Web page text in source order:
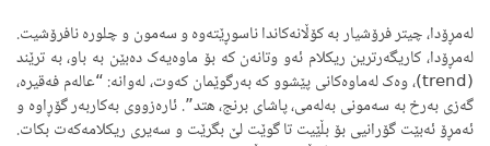
لەمڕۆدا، چیتر فرۆشیار بە کۆڵانەکاندا ناسوڕێتەوە و سەمون و چلورە نافرۆشیت.
لەمڕۆدا، کاریگەرترین ریکلام ئەو وتانەن کە بۆ ماوەیەک دەبێن بە باو، بە ترێند
(trend)، وەک لەماوەکانی پێشوو کە بەرگوێمان کەوت، لەوانە: “عالەم فەقیرە،
گەزی بەرخ بە سەمونی بەلەمی، پاشای برنج، هتد”. ئارەزووی بەکاربەر گۆڕاوە و
ئەمڕۆ ئەبێت گۆرانیی بۆ بڵێیت تا گوێت لێ بگرێت و سەیری ریکلامەکەت بکات.